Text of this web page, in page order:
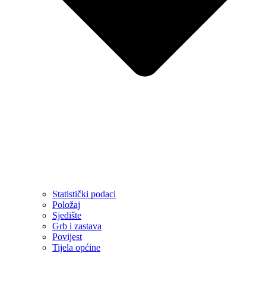
Statistički podaci
Položaj
Sjedište
Grb i zastava
Povijest
Tijela općine